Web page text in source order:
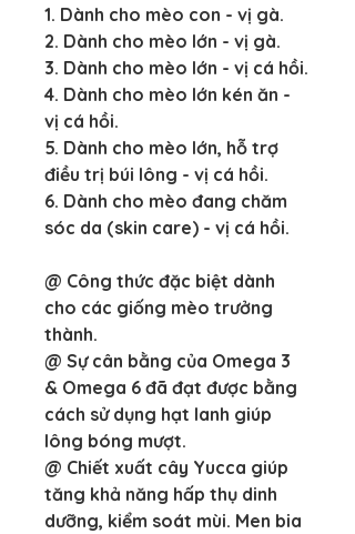
1. Dành cho mèo con - vị gà.
2. Dành cho mèo lớn - vị gà.
3. Dành cho mèo lớn - vị cá hồi.
4. Dành cho mèo lớn kén ăn -
vị cá hồi.
5. Dành cho mèo lớn, hỗ trợ
điều trị búi lông - vị cá hồi.
6. Dành cho mèo đang chăm
sóc da (skin care) - vị cá hồi.
@ Công thức đặc biệt dành
cho các giống mèo trưởng
thành.
@ Sự cân bằng của Omega 3
& Omega 6 đã đạt được bằng
cách sử dụng hạt lanh giúp
lông bóng mượt.
@ Chiết xuất cây Yucca giúp
tăng khả năng hấp thụ dinh
dưỡng, kiểm soát mùi. Men bia